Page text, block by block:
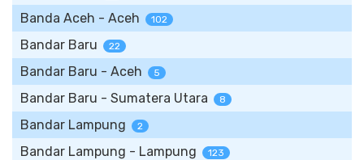
Banda Aceh - Aceh 102
Bandar Baru 22
Bandar Baru - Aceh 5
Bandar Baru - Sumatera Utara 8
Bandar Lampung 2
Bandar Lampung - Lampung 123